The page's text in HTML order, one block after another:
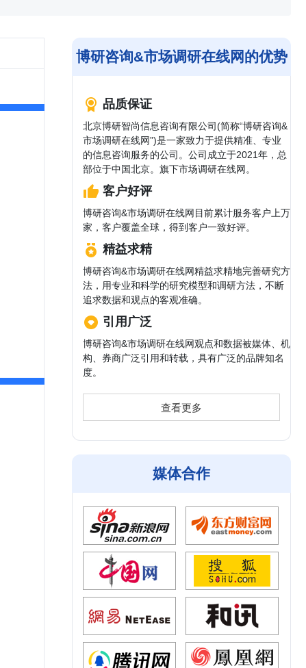
博研咨询&市场调研在线网的优势
品质保证
北京博研智尚信息咨询有限公司(简称“博研咨询&
市场调研在线网”)是一家致力于提供精准、专业
的信息咨询服务的公司。公司成立于2021年，总
部位于中国北京。旗下市场调研在线网。
客户好评
博研咨询&市场调研在线网目前累计服务客户上万
家，客户覆盖全球，得到客户一致好评。
精益求精
博研咨询&市场调研在线网精益求精地完善研究方
法，用专业和科学的研究模型和调研方法，不断
追求数据和观点的客观准确。
引用广泛
博研咨询&市场调研在线网观点和数据被媒体、机
构、券商广泛引用和转载，具有广泛的品牌知名
度。
查看更多
媒体合作